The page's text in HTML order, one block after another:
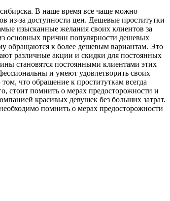
В наше время все чаще можно
из-за доступности цен. Дешевые проститутки
изысканные желания своих клиентов за
основных причин популярности дешевых
обращаются к более дешевым вариантам. Это
различные акции и скидки для постоянных
становятся постоянными клиентами этих
и умеют удовлетворить своих
что обращение к проституткам всегда
стоит помнить о мерах предосторожности и
красивых девушек без больших затрат.
помнить о мерах предосторожности